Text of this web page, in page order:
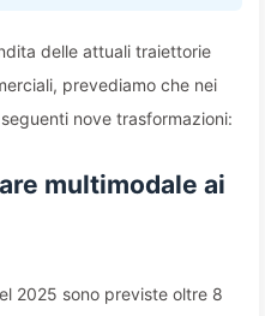
delle attuali traiettorie
prevediamo che nei
nove trasformazioni:
multimodale ai
2025 sono previste oltre 8